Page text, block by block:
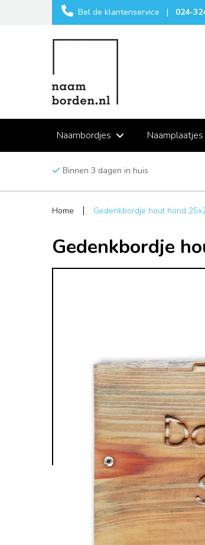
Bel de klantenservice | 024-
Naambordjes Naamplaatjes
Binnen 3 dagen in huis
Home Gedenkbordje hout hond
Gedenkbordje